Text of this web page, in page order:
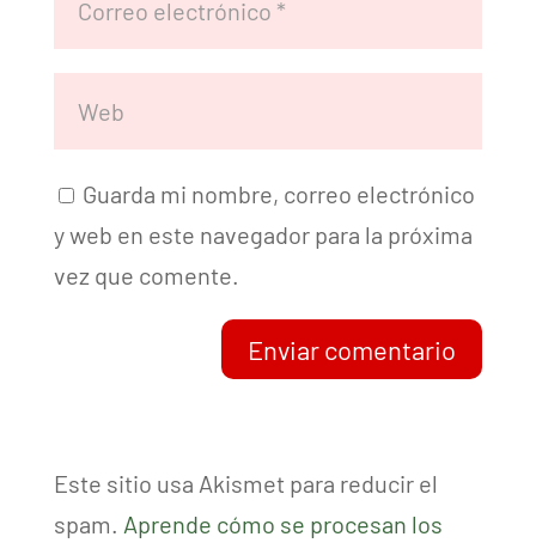
Guarda mi nombre, correo electrónico
y web en este navegador para la próxima
vez que comente.
Enviar comentario
Este sitio usa Akismet para reducir el
spam. Aprende cómo se procesan los